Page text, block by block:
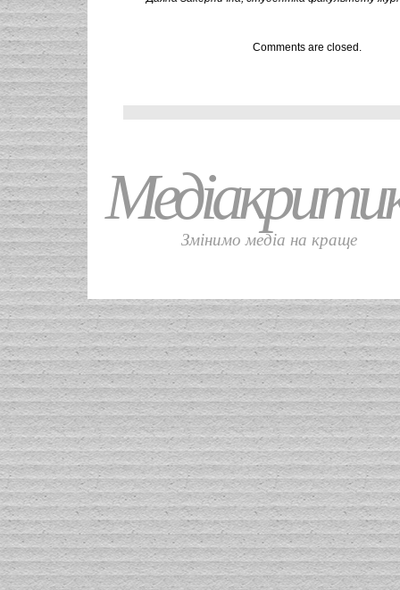
Comments are closed.
Змінимо медіа на краще